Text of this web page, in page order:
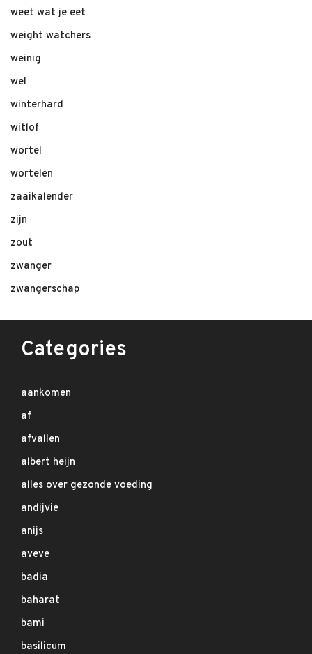
weet wat je eet
weight watchers
weinig
wel
winterhard
witlof
wortel
wortelen
zaaikalender
zijn
zout
zwanger
zwangerschap
Categories
aankomen
af
afvallen
albert heijn
alles over gezonde voeding
andijvie
anijs
aveve
badia
baharat
bami
basilicum